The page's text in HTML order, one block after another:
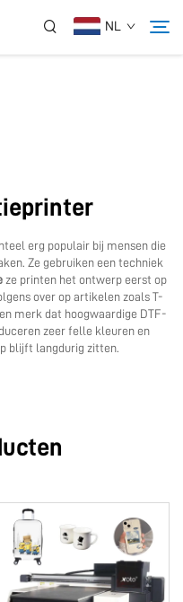
NL
erg populair bij mensen die
Ze gebruiken een techniek
ze printen het ontwerp eerst op
over op artikelen zoals T-
merk dat hoogwaardige DTF-
zeer felle kleuren en
blijft langdurig zitten.